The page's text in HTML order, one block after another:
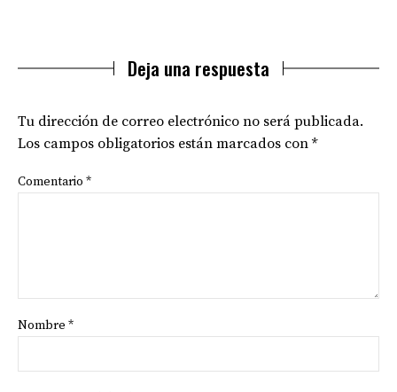
Deja una respuesta
Tu dirección de correo electrónico no será publicada.
Los campos obligatorios están marcados con *
Comentario *
Nombre *